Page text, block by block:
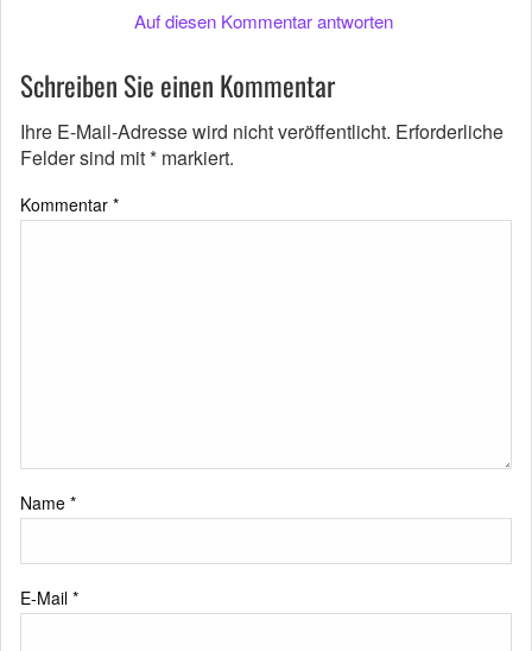
Auf diesen Kommentar antworten
Schreiben Sie einen Kommentar
Ihre E-Mail-Adresse wird nicht veröffentlicht. Erforderliche
Felder sind mit* markiert.
Kommentar *
Name *
E-Mail *